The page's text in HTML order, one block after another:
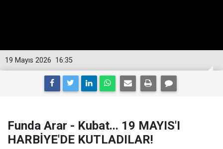
16:35
19 Mayıs 2026
Funda Arar - Kubat... 19 MAYIS'I
HARBİYE'DE KUTLADILAR!